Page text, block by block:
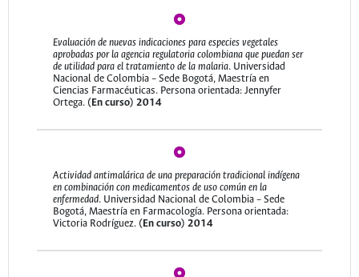
Evaluación de nuevas indicaciones para especies vegetales
aprobadas por la agencia regulatoria colombiana que puedan ser
de utilidad para el tratamiento de la malaria. Universidad
Nacional de Colombia – Sede Bogotá, Maestría en
Ciencias Farmacéuticas. Persona orientada: Jennyfer
Ortega. (En curso) 2014
Actividad antimalárica de una preparación tradicional indígena
en combinación con medicamentos de uso común en la
enfermedad. Universidad Nacional de Colombia – Sede
Bogotá, Maestría en Farmacología. Persona orientada:
Victoria Rodríguez. (En curso) 2014